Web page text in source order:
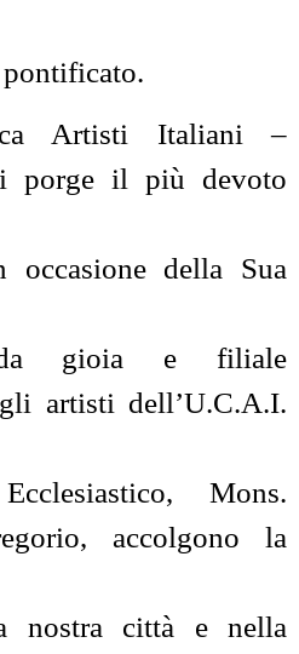
Artisti Italiani –
porge il più devoto
occasione della Sua
gioia e filiale
artisti dell’U.C.A.I.
Mons.
accolgono la
nostra città e nella